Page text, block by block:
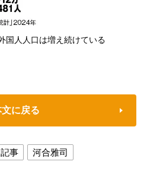
国人人口は増え続けている
文に戻る
事 河合雅司